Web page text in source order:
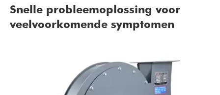
Snelle probleemoplossing voor
veelvoorkomende symptomen